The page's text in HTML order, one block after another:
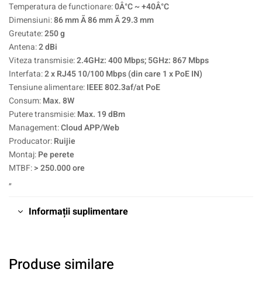
Temperatura de functionare:0Â°C ~ +40Â°C
Dimensiuni:86 mm Ã 86 mm Ã 29.3 mm
Greutate:250 g
Antena:2 dBi
Viteza transmisie:2.4GHz: 400 Mbps; 5GHz: 867 Mbps
Interfata:2 x RJ45 10/100 Mbps (din care 1 x PoE IN)
Tensiune alimentare:IEEE 802.3af/at PoE
Consum:Max. 8W
Putere transmisie:Max. 19 dBm
Management:Cloud APP/Web
Producator:Ruijie
Montaj:Pe perete
MTBF:> 250.000 ore
„
Informații suplimentare
Produse similare